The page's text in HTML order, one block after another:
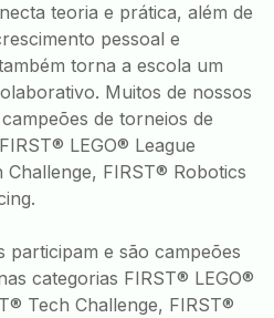
teoria e prática, além de
pessoal e
torna a escola um
Muitos de nossos
de torneios de
LEGO® League
FIRST® Robotics
participam e são campeões
categorias FIRST® LEGO®
Tech Challenge, FIRST®